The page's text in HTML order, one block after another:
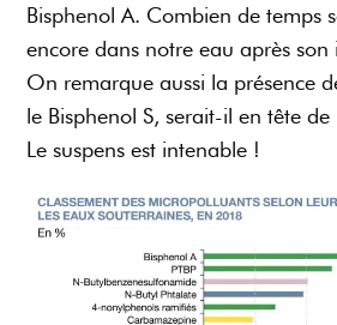
Bisphenol A. Combien de temps
encore dans notre eau après son
On remarque aussi la présence
le Bisphenol S, serait-il en tête
Le suspens est intenable !